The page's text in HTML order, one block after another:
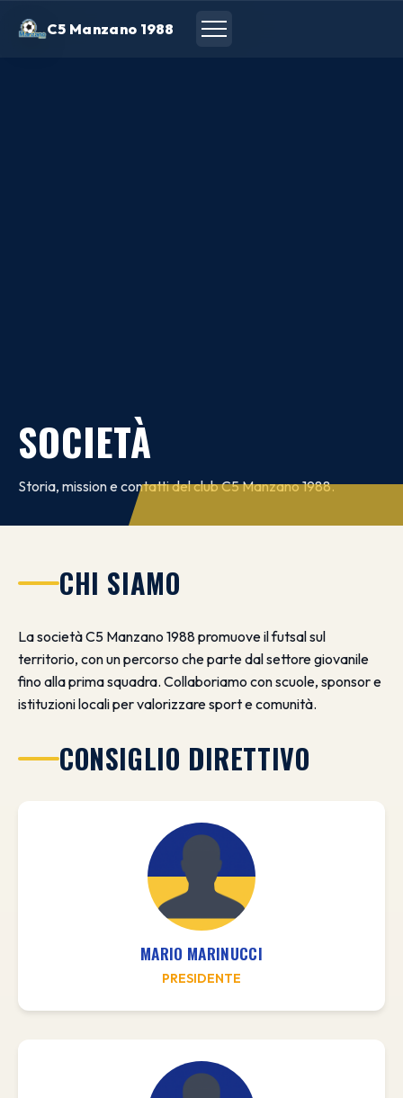
C5 Manzano 1988
SOCIETÀ
Storia, mission e contatti del club C5 Manzano 1988.
CHI SIAMO
La società C5 Manzano 1988 promuove il futsal sul
territorio, con un percorso che parte dal settore giovanile
fino alla prima squadra. Collaboriamo con scuole, sponsor e
istituzioni locali per valorizzare sport e comunità.
CONSIGLIO DIRETTIVO
MARIO MARINUCCI
PRESIDENTE